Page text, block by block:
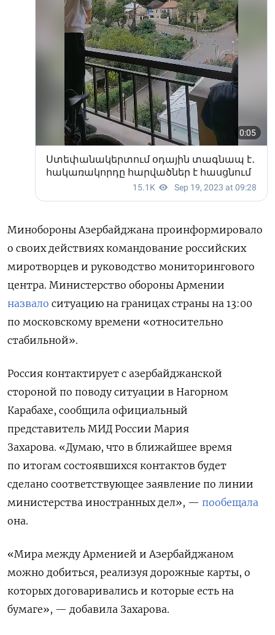
Минобороны Азербайджана проинформировало
о своих действиях командование российских
миротворцев и руководство мониторингового
центра. Министерство обороны Армении
назвало ситуацию на границах страны на 13:00
по московскому времени «относительно
стабильной».
Россия контактирует с азербайджанской
стороной по поводу ситуации в Нагорном
Карабахе, сообщила официальный
представитель МИД России Мария
Захарова. «Думаю, что в ближайшее время
по итогам состоявшихся контактов будет
сделано соответствующее заявление по линии
министерства иностранных дел», — пообещала
она.
«Мира между Арменией и Азербайджаном
можно добиться, реализуя дорожные карты, о
которых договаривались и которые есть на
бумаге», — добавила Захарова.